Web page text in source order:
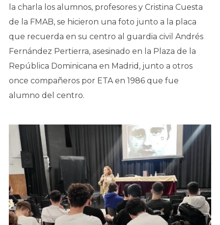
la charla los alumnos, profesores y Cristina Cuesta
de la FMAB, se hicieron una foto junto a la placa
que recuerda en su centro al guardia civil Andrés
Fernández Pertierra, asesinado en la Plaza de la
República Dominicana en Madrid, junto a otros
once compañeros por ETA en 1986 que fue
alumno del centro.